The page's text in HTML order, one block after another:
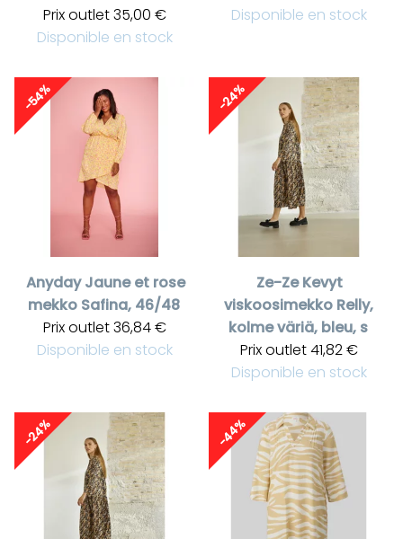
Prix outlet35,00 €
Disponible en stock
Disponible en stock
-54%
Anyday Jaune et rose
mekko Safina, 46/48
Prix outlet36,84 €
Disponible en stock
-24%
Ze-Ze Kevyt
viskoosimekko Relly,
kolme väriä, bleu, s
Prix outlet41,82 €
Disponible en stock
-24% -44%